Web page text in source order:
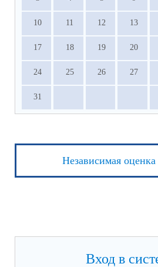
10 11 12 13
17 18 19 20
24 25 26 27
31
Независимая оценка
Вход в